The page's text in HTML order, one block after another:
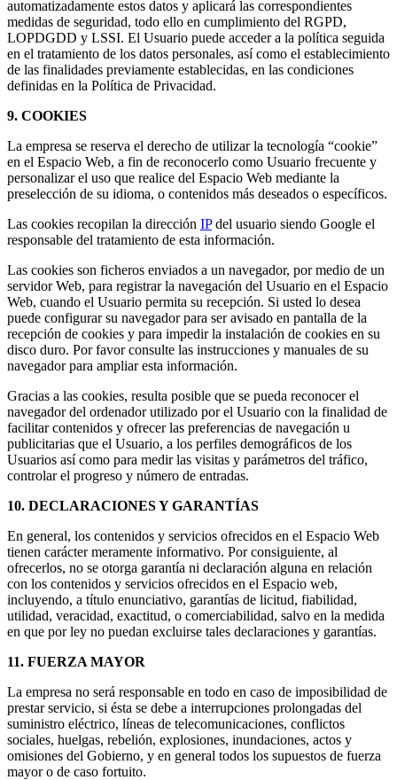
automatizadamente estos datos y aplicará las correspondientes
medidas de seguridad, todo ello en cumplimiento del RGPD,
LOPDGDD y LSSI. El Usuario puede acceder a la política seguida
en el tratamiento de los datos personales, así como el establecimiento
de las finalidades previamente establecidas, en las condiciones
definidas en la Política de Privacidad.
9. COOKIES
La empresa se reserva el derecho de utilizar la tecnología “cookie”
en el Espacio Web, a fin de reconocerlo como Usuario frecuente y
personalizar el uso que realice del Espacio Web mediante la
preselección de su idioma, o contenidos más deseados o específicos.
Las cookies recopilan la dirección IPdel usuario siendo Google el
responsable del tratamiento de esta información.
Las cookies son ficheros enviados a un navegador, por medio de un
servidor Web, para registrar la navegación del Usuario en el Espacio
Web, cuando el Usuario permita su recepción. Si usted lo desea
puede configurar su navegador para ser avisado en pantalla de la
recepción de cookies y para impedir la instalación de cookies en su
disco duro. Por favor consulte las instrucciones y manuales de su
navegador para ampliar esta información.
Gracias a las cookies, resulta posible que se pueda reconocer el
navegador del ordenador utilizado por el Usuario con la finalidad de
facilitar contenidos y ofrecer las preferencias de navegación u
publicitarias que el Usuario, a los perfiles demográficos de los
Usuarios así como para medir las visitas y parámetros del tráfico,
controlar el progreso y número de entradas.
10. DECLARACIONES Y GARANTÍAS
En general, los contenidos y servicios ofrecidos en el Espacio Web
tienen carácter meramente informativo. Por consiguiente, al
ofrecerlos, no se otorga garantía ni declaración alguna en relación
con los contenidos y servicios ofrecidos en el Espacio web,
incluyendo, a título enunciativo, garantías de licitud, fiabilidad,
utilidad, veracidad, exactitud, o comerciabilidad, salvo en la medida
en que por ley no puedan excluirse tales declaraciones y garantías.
11. FUERZA MAYOR
La empresa no será responsable en todo en caso de imposibilidad de
prestar servicio, si ésta se debe a interrupciones prolongadas del
suministro eléctrico, líneas de telecomunicaciones, conflictos
sociales, huelgas, rebelión, explosiones, inundaciones, actos y
omisiones del Gobierno, y en general todos los supuestos de fuerza
mayor o de caso fortuito.